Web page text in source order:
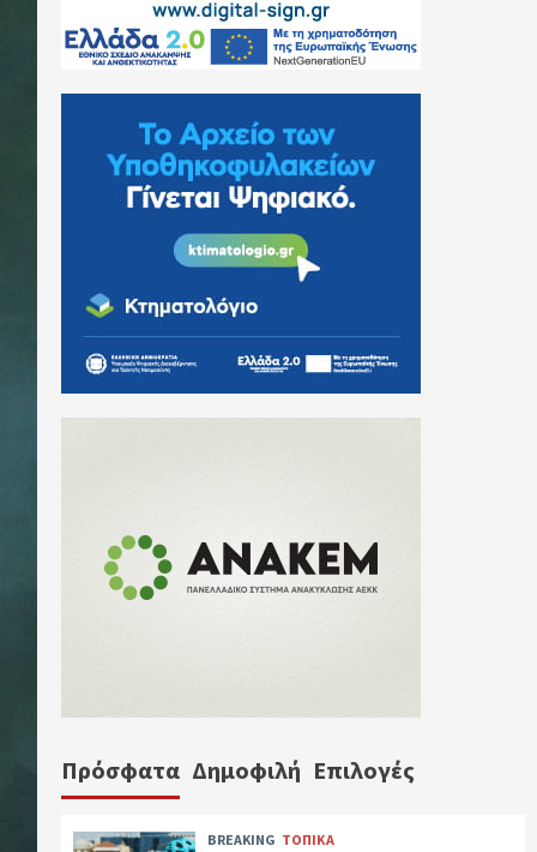
Πρόσφατα Δημοφιλή Επιλογές
BREAKING ΤΟΠΙΚΑ